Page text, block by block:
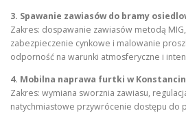
3. Spawanie zawiasów do bramy
Zakres: dospawanie zawiasów metodą
zabezpieczenie cynkowe i malowanie
odporność na warunki atmosferyczne i
4. Mobilna naprawa furtki w
Zakres: wymiana sworznia zawiasu,
natychmiastowe przywrócenie dostępu do